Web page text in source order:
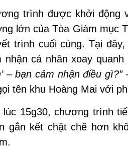
trình được khởi động
lớn của Tòa Giám mục
trình cuối cùng. Tại
nhận cá nhân xoay quanh
’– bạn cảm nhận điều gì?”
tên khu Hoàng Mai với
lúc 15g30, chương trình
gắn kết chặt chẽ hơn